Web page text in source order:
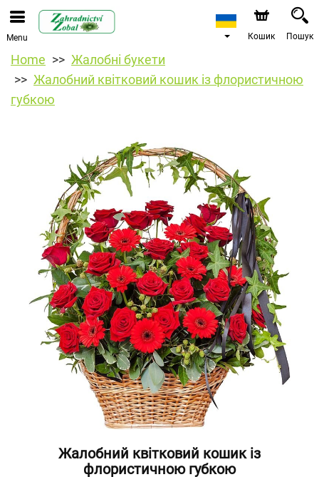
Menu Кошик Пошук
Home
Жалобні букети
Жалобний квітковий кошик із флористичною
губкою
Жалобний квітковий кошик із
флористичною губкою